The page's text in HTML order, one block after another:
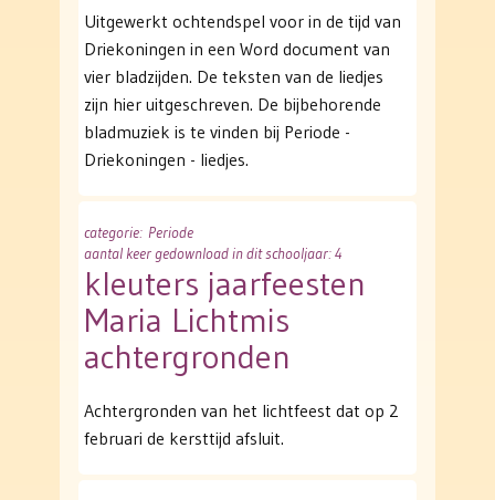
Uitgewerkt ochtendspel voor in de tijd van
Driekoningen in een Word document van
vier bladzijden. De teksten van de liedjes
zijn hier uitgeschreven. De bijbehorende
bladmuziek is te vinden bij Periode -
Driekoningen - liedjes.
categorie: Periode
aantal keer gedownload in dit schooljaar: 4
kleuters jaarfeesten
Maria Lichtmis
achtergronden
Achtergronden van het lichtfeest dat op 2
februari de kersttijd afsluit.